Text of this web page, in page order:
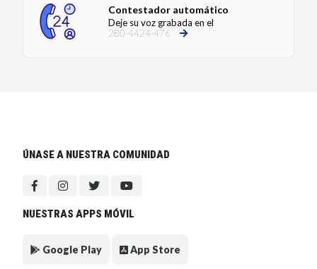
Contestador automático
Deje su voz grabada en el
280-4424-476
ÚNASE A NUESTRA COMUNIDAD
NUESTRAS APPS MÓVIL
Google Play App Store